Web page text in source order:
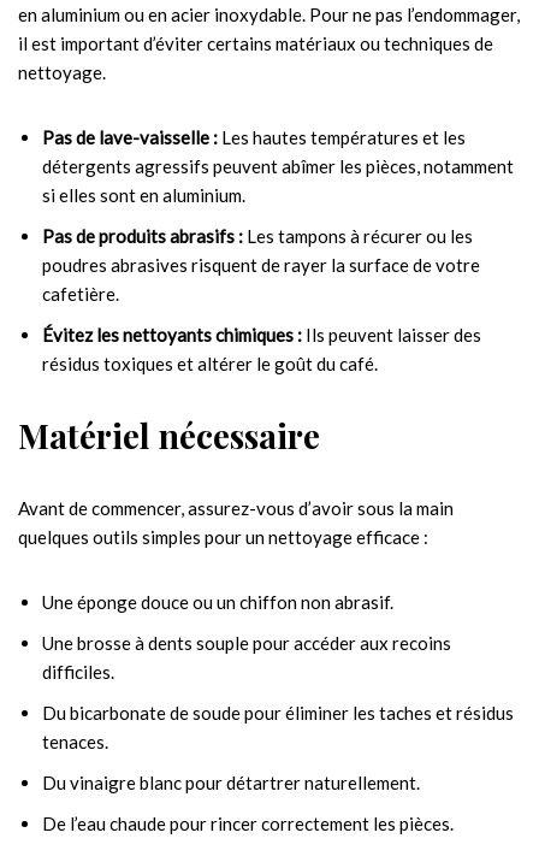
en aluminium ou en acier inoxydable. Pour ne pas l’endommager,
il est important d’éviter certains matériaux ou techniques de
nettoyage.
Pas de lave-vaisselle : Les hautes températures et les
détergents agressifs peuvent abîmer les pièces, notamment
si elles sont en aluminium.
Pas de produits abrasifs : Les tampons à récurer ou les
poudres abrasives risquent de rayer la surface de votre
cafetière.
Évitez les nettoyants chimiques : Ils peuvent laisser des
résidus toxiques et altérer le goût du café.
Matériel nécessaire
Avant de commencer, assurez-vous d’avoir sous la main
quelques outils simples pour un nettoyage efficace :
Une éponge douce ou un chiffon non abrasif.
Une brosse à dents souple pour accéder aux recoins
difficiles.
Du bicarbonate de soude pour éliminer les taches et résidus
tenaces.
Du vinaigre blanc pour détartrer naturellement.
De l’eau chaude pour rincer correctement les pièces.